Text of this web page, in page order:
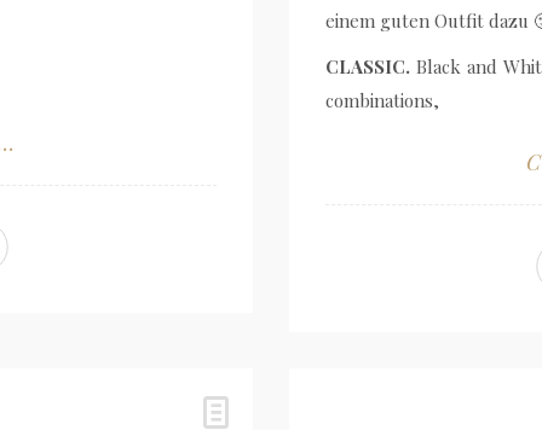
einem guten Outfit dazu
CLASSIC. Black and
combinations,